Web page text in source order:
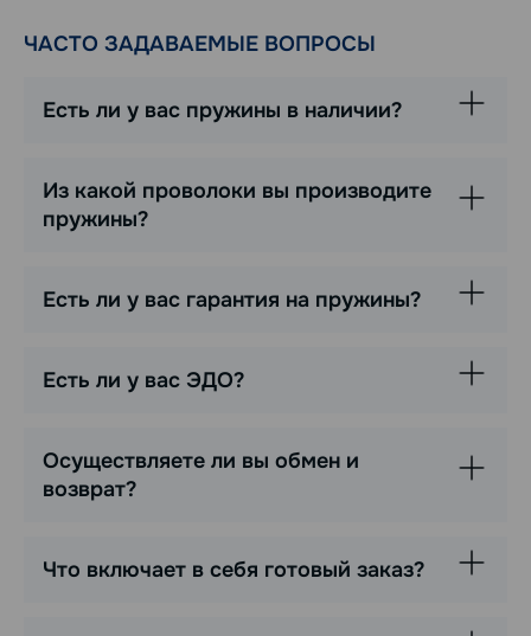
ЧАСТО ЗАДАВАЕМЫЕ ВОПРОСЫ
Есть ли у вас пружины в наличии?
Из какой проволоки вы производите
пружины?
Есть ли у вас гарантия на пружины?
Есть ли у вас ЭДО?
Осуществляете ли вы обмен и
возврат?
Что включает в себя готовый заказ?